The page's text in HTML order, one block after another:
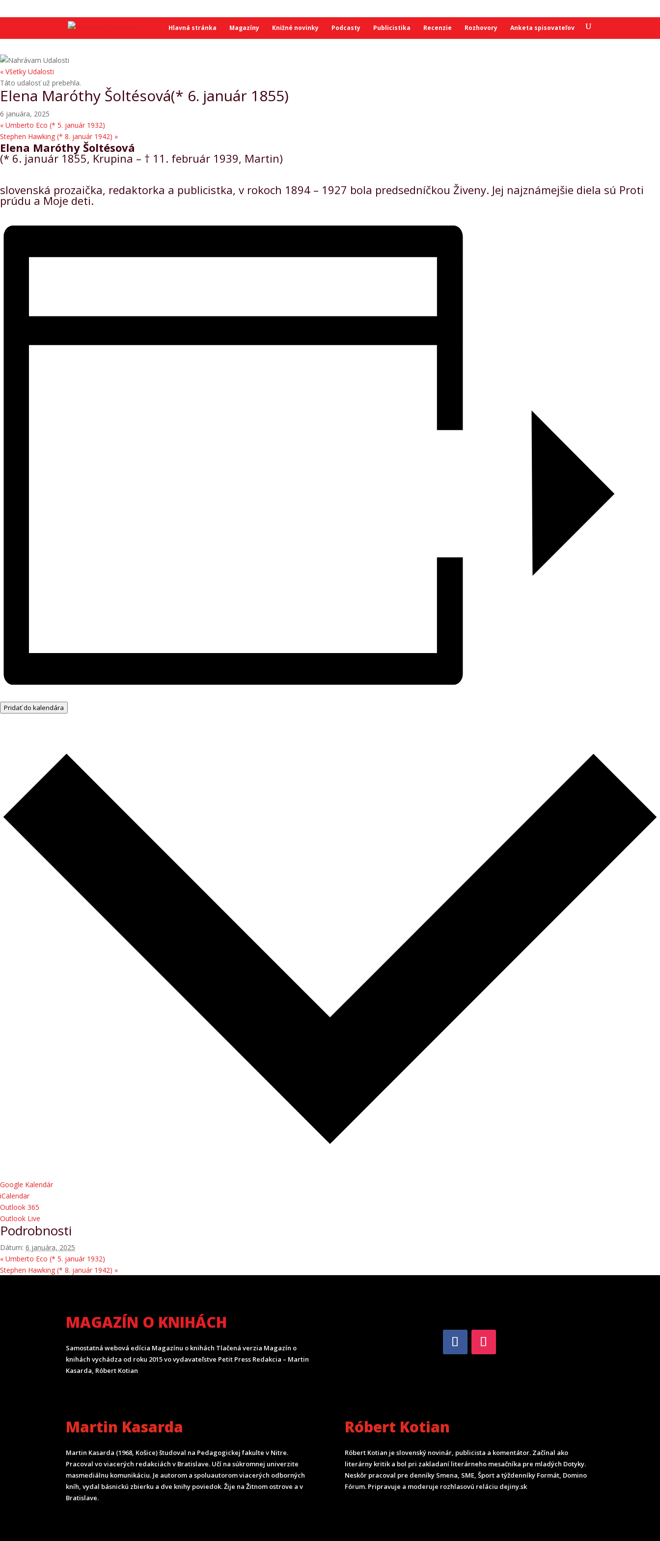
Hlavná stránka Magazíny Knižné novinky Podcasty Publicistika Recenzie Rozhovory Anketa spisovateľov
« Všetky Udalosti
Táto udalosť už prebehla.
Elena Maróthy Šoltésová(* 6. január 1855)
6 januára, 2025
« Umberto Eco (* 5. január 1932)
Stephen Hawking (* 8. január 1942) »
Elena Maróthy Šoltésová
(* 6. január 1855, Krupina – † 11. február 1939, Martin)
slovenská prozaička, redaktorka a publicistka, v rokoch 1894 – 1927 bola predsedníčkou Živeny. Jej najznámejšie diela sú Proti
prúdu a Moje deti.
Pridať do kalendára
Google Kalendár
iCalendar
Outlook 365
Outlook Live
Podrobnosti
Dátum: 6 januára, 2025
« Umberto Eco (* 5. január 1932)
Stephen Hawking (* 8. január 1942) »
MAGAZÍN O KNIHÁCH
Samostatná webová edícia Magazínu o knihách Tlačená verzia Magazín o
knihách vychádza od roku 2015 vo vydavateľstve Petit Press Redakcia – Martin
Kasarda, Róbert Kotian
Martin Kasarda
Martin Kasarda (1968, Košice) študoval na Pedagogickej fakulte v Nitre.
Pracoval vo viacerých redakciách v Bratislave. Učí na súkromnej univerzite
masmediálnu komunikáciu. Je autorom a spoluautorom viacerých odborných
kníh, vydal básnickú zbierku a dve knihy poviedok. Žije na Žitnom ostrove a v
Bratislave.
Róbert Kotian
Róbert Kotian je slovenský novinár, publicista a komentátor. Začínal ako
literárny kritik a bol pri zakladaní literárneho mesačníka pre mladých Dotyky.
Neskôr pracoval pre denníky Smena, SME, Šport a týždenníky Formát, Domino
Fórum. Pripravuje a moderuje rozhlasovú reláciu dejiny.sk